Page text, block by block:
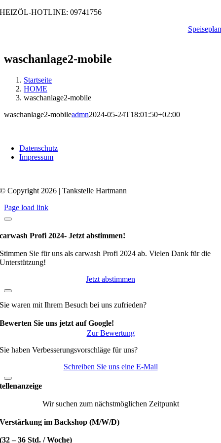
Zum
HEIZÖL-HOTLINE: 09741756
Speiseplan
waschanlage2-mobile
Startseite
HOME
waschanlage2-mobile
waschanlage2-mobileadmn2024-05-24T18:01:50+02:00
Datenschutz
Impressum
© Copyright 2026 | Tankstelle Hartmann
Page load link
carwash Profi 2024- Jetzt abstimmen!
Stimmen Sie für uns als carwash Profi 2024 ab. Vielen Dank für die
Unterstützung!
Jetzt abstimmen
Sie waren mit Ihrem Besuch bei uns zufrieden?
Bewerten Sie uns jetzt auf Google!
Zur Bewertung
Sie haben Verbesserungsvorschläge für uns?
Schreiben Sie uns eine E-Mail
Wir suchen zum nächstmöglichen Zeitpunkt
Verstärkung im Backshop (M/W/D)
(32 – 36 Std. / Woche)